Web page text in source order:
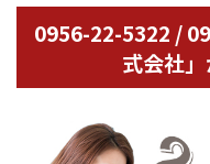
0956-22-5322 /
式会社」